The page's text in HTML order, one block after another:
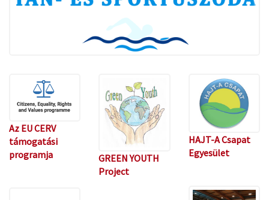
Az EU CERV
támogatási
programja
GREEN YOUTH
Project
HAJT-A Csapat
Egyesület